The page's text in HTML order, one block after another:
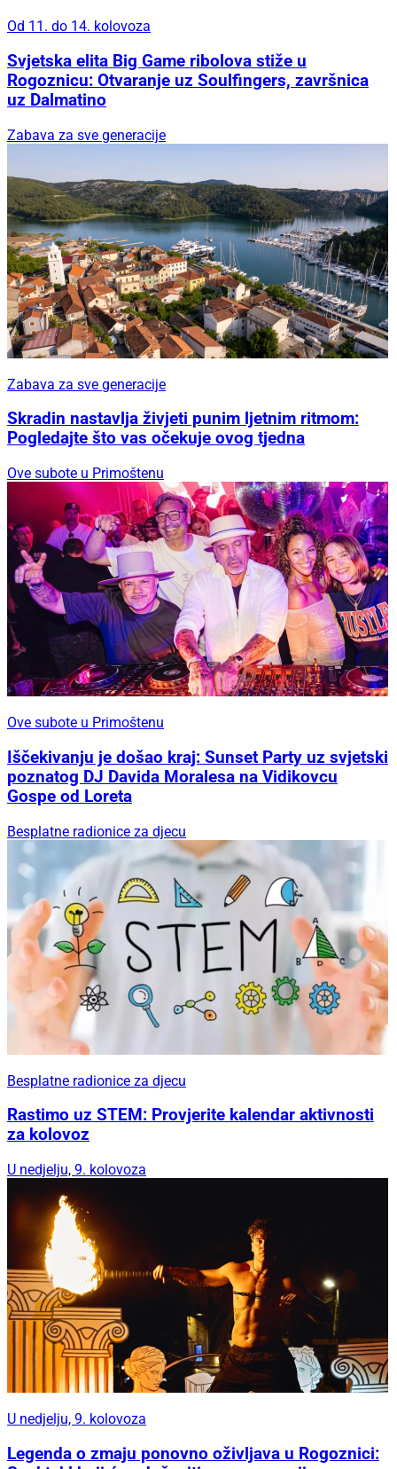
Od 11. do 14. kolovoza
Svjetska elita Big Game ribolova stiže u
Rogoznicu: Otvaranje uz Soulfingers, završnica
uz Dalmatino
Zabava za sve generacije
Zabava za sve generacije
Skradin nastavlja živjeti punim ljetnim ritmom:
Pogledajte što vas očekuje ovog tjedna
Ove subote u Primoštenu
Ove subote u Primoštenu
Iščekivanju je došao kraj: Sunset Party uz svjetski
poznatog DJ Davida Moralesa na Vidikovcu
Gospe od Loreta
Besplatne radionice za djecu
Besplatne radionice za djecu
Rastimo uz STEM: Provjerite kalendar aktivnosti
za kolovoz
U nedjelju, 9. kolovoza
U nedjelju, 9. kolovoza
Legenda o zmaju ponovno oživljava u Rogoznici: